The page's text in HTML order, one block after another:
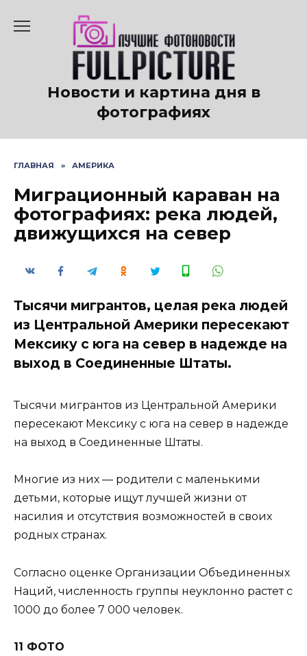
содержанию
Новости и картина дня в
фотографиях
ГЛАВНАЯ » АМЕРИКА
Миграционный караван на
фотографиях: река людей,
движущихся на север
Тысячи мигрантов, целая река людей
из Центральной Америки пересекают
Мексику с юга на север в надежде на
выход в Соединенные Штаты.
Тысячи мигрантов из Центральной Америки
пересекают Мексику с юга на север в надежде
на выход в Соединенные Штаты.
Многие из них — родители с маленькими
детьми, которые ищут лучшей жизни от
насилия и отсутствия возможностей в своих
родных странах.
Согласно оценке Организации Объединенных
Наций, численность группы неуклонно растет с
1000 до более 7 000 человек.
11 ФОТО